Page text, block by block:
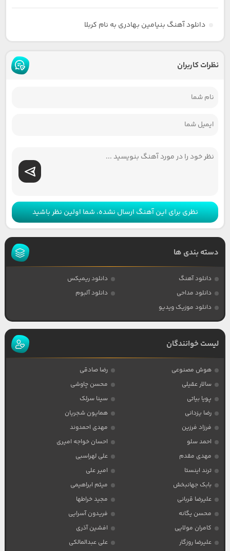
دانلود آهنگ بنیامین بهادری به نام کربلا
نظرات کاربران
نظری برای این آهنگ ارسال نشده، شما اولین نظر باشید
دسته بندی ها
دانلود آهنگ
دانلود ریمیکس
دانلود مداحی
دانلود آلبوم
دانلود موزیک ویدیو
لیست خوانندگان
هوش مصنوعی
رضا صادقی
سالار عقیلی
محسن چاوشی
پویا بیاتی
سینا سرلک
رضا یزدانی
همایون شجریان
فرزاد فرزین
مهدی احمدوند
احمد سلو
احسان خواجه امیری
مهدی مقدم
علی لهراسبی
ترند اینستا
امیر علی
بابک جهانبخش
میثم ابراهیمی
علیرضا قربانی
مجید خراطها
محسن یگانه
فریدون آسرایی
کامران مولایی
افشین آذری
علیرضا روزگار
علی عبدالمالکی